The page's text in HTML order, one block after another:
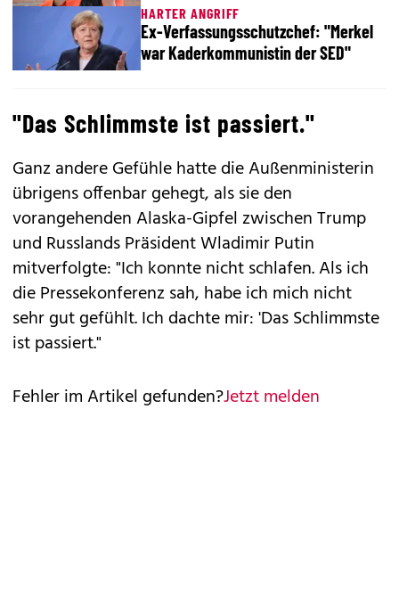
HARTER ANGRIFF
Ex-Verfassungsschutzchef: "Merkel
war Kaderkommunistin der SED"
"Das Schlimmste ist passiert."
Ganz andere Gefühle hatte die Außenministerin
übrigens offenbar gehegt, als sie den
vorangehenden Alaska-Gipfel zwischen Trump
und Russlands Präsident Wladimir Putin
mitverfolgte: "Ich konnte nicht schlafen. Als ich
die Pressekonferenz sah, habe ich mich nicht
sehr gut gefühlt. Ich dachte mir: 'Das Schlimmste
ist passiert."
Fehler im Artikel gefunden?Jetzt melden